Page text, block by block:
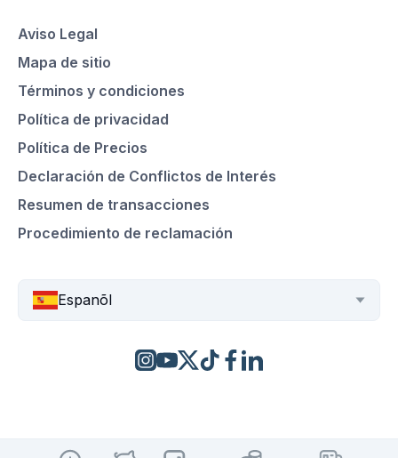
Aviso Legal
Mapa de sitio
Términos y condiciones
Política de privacidad
Política de Precios
Declaración de Conflictos de Interés
Resumen de transacciones
Procedimiento de reclamación
Espanõl